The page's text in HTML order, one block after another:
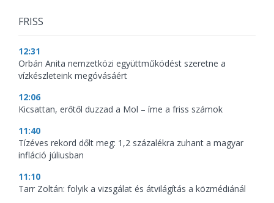
FRISS
12:31
Orbán Anita nemzetközi együttműködést szeretne a
vízkészleteink megóvásáért
12:06
Kicsattan, erőtől duzzad a Mol – íme a friss számok
11:40
Tízéves rekord dőlt meg: 1,2 százalékra zuhant a magyar
infláció júliusban
11:10
Tarr Zoltán: folyik a vizsgálat és átvilágítás a közmédiánál